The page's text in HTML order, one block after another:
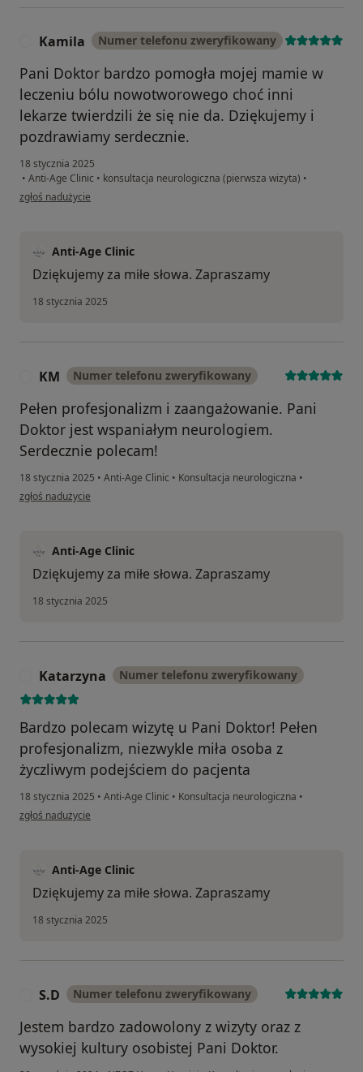
Kamila Numer telefonu zweryfikowany
Pani Doktor bardzo pomogła mojej mamie w
leczeniu bólu nowotworowego choć inni
lekarze twierdzili że się nie da. Dziękujemy i
pozdrawiamy serdecznie.
18 stycznia 2025
• Anti-Age Clinic • konsultacja neurologiczna (pierwsza wizyta) •
w opinii użytkownika Kamila
zgłoś nadużycie
Anti-Age Clinic
Dziękujemy za miłe słowa. Zapraszamy
18 stycznia 2025
KM Numer telefonu zweryfikowany
Pełen profesjonalizm i zaangażowanie. Pani
Doktor jest wspaniałym neurologiem.
Serdecznie polecam!
18 stycznia 2025 • Anti-Age Clinic • Konsultacja neurologiczna •
w opinii użytkownika KM
zgłoś nadużycie
Anti-Age Clinic
Dziękujemy za miłe słowa. Zapraszamy
18 stycznia 2025
Katarzyna Numer telefonu zweryfikowany
Bardzo polecam wizytę u Pani Doktor! Pełen
profesjonalizm, niezwykle miła osoba z
życzliwym podejściem do pacjenta
18 stycznia 2025 • Anti-Age Clinic • Konsultacja neurologiczna •
w opinii użytkownika Katarzyna
zgłoś nadużycie
Anti-Age Clinic
Dziękujemy za miłe słowa. Zapraszamy
18 stycznia 2025
S.D Numer telefonu zweryfikowany
Jestem bardzo zadowolony z wizyty oraz z
wysokiej kultury osobistej Pani Doktor.